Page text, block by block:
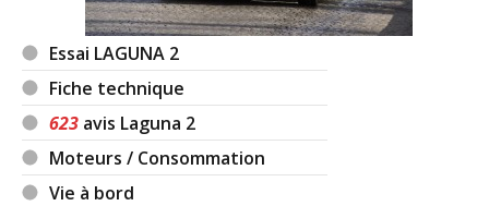
Essai LAGUNA 2
Fiche technique
623 avis Laguna 2
Moteurs / Consommation
Vie à bord